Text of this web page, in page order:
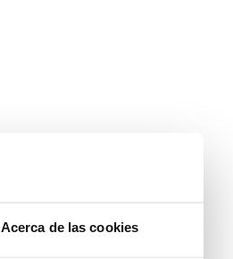
Acerca de las cookies